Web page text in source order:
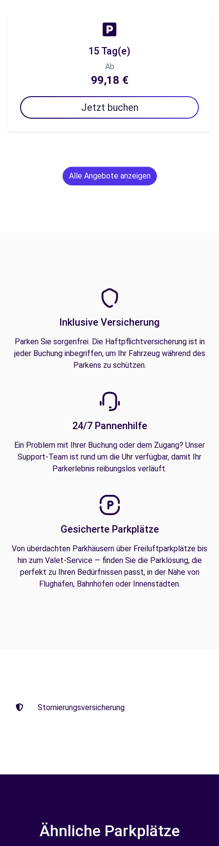
15 Tag(e)
Ab
99,18 €
Jetzt buchen
Alle Angebote anzeigen
Inklusive Versicherung
Parken Sie sorgenfrei. Die Haftpflichtversicherung ist in
jeder Buchung inbegriffen, um Ihr Fahrzeug während des
Parkens zu schützen.
24/7 Pannenhilfe
Ein Problem mit Ihrer Buchung oder dem Zugang? Unser
Support-Team ist rund um die Uhr verfügbar, damit Ihr
Parkerlebnis reibungslos verläuft.
Gesicherte Parkplätze
Von überdachten Parkhäusern über Freiluftparkplätze bis
hin zum Valet-Service — finden Sie die Parklösung, die
perfekt zu Ihren Bedürfnissen passt, in der Nähe von
Flughäfen, Bahnhöfen oder Innenstädten.
Stornierungsversicherung
Ähnliche Parkplätze